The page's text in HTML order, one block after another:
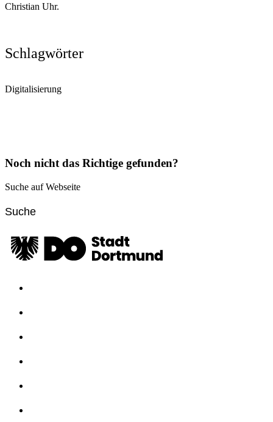
Christian Uhr.
Schlagwörter
Digitalisierung
Noch nicht das Richtige gefunden?
Suche auf Webseite